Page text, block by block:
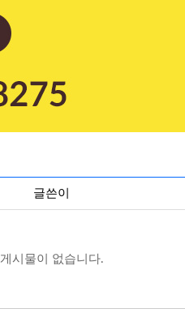
글쓴이
게시물이 없습니다.